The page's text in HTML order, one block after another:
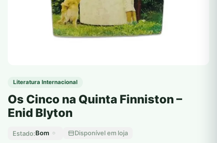
Literatura Internacional
Os Cinco na Quinta Finniston –
Enid Blyton
Estado:Bom Disponível em loja